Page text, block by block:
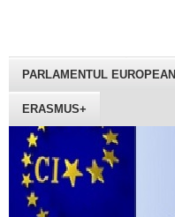
PARLAMENTUL EUROPEAN
ERASMUS+